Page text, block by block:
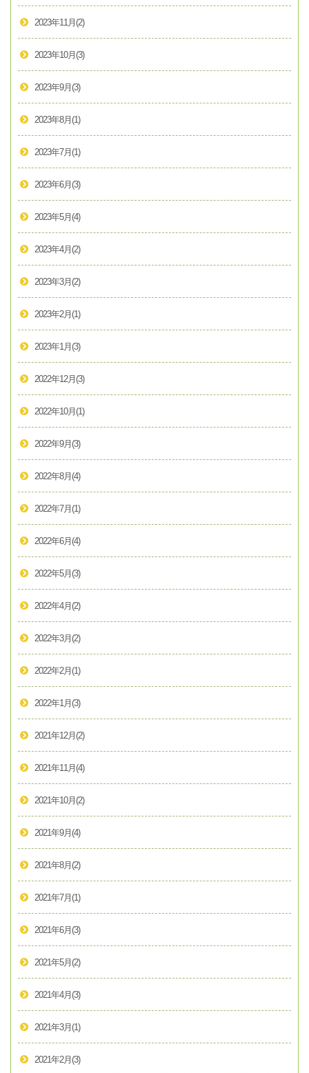
2023年11月 (2)
2023年10月 (3)
2023年9月 (3)
2023年8月 (1)
2023年7月 (1)
2023年6月 (3)
2023年5月 (4)
2023年4月 (2)
2023年3月 (2)
2023年2月 (1)
2023年1月 (3)
2022年12月 (3)
2022年10月 (1)
2022年9月 (3)
2022年8月 (4)
2022年7月 (1)
2022年6月 (4)
2022年5月 (3)
2022年4月 (2)
2022年3月 (2)
2022年2月 (1)
2022年1月 (3)
2021年12月 (2)
2021年11月 (4)
2021年10月 (2)
2021年9月 (4)
2021年8月 (2)
2021年7月 (1)
2021年6月 (3)
2021年5月 (2)
2021年4月 (3)
2021年3月 (1)
2021年2月 (3)